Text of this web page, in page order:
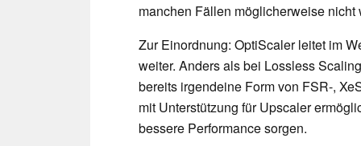
manchen Fällen möglicherweise
Zur Einordnung: OptiScaler leitet im
weiter. Anders als bei Lossless
bereits irgendeine Form von FSR-,
mit Unterstützung für Upscaler
bessere Performance sorgen.